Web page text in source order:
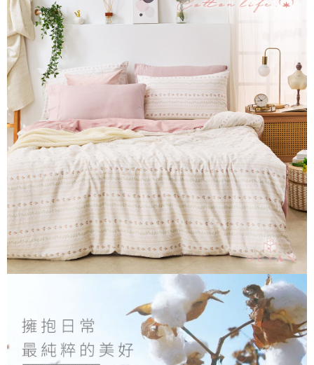
成交易。
3.實際核准額度、可分期數及費用金額請依後續交易確認頁面所載為準。
4.訂單成立30分鐘內，如未前往確認交易或遇審核未通過，訂單將自動取
消。如遇「轉專審核」未通過狀況，表示未達大哥付你分期系統評分，恕無
法說明評估內容。
【繳款方式說明】
1.分期款項不併入電信帳單，「大哥付你分期」於每月結算日後寄送繳費提
醒簡訊。
2.透過簡訊連結打開帳單後，可選擇「超商條碼／台灣大直營門市／銀行轉
帳／街口支付／iPASS MONEY」等通路繳費。
【注意事項】
1.本服務係由「台灣大哥大股份有限公司」（以下簡稱本公司）所提供，讓
用戶於交易時，得透過本服務購買商品或服務，並由商店將買賣／分期付款
買賣價金債權讓與本公司後，依約使用本公司帳單繳交帳款。
2.基於同意付款使用「大哥付你分期」之契約關係目的，商店將以您的個人
資料（包含姓名、電話或地址）提供予台灣大哥大進項蒐集、處理及利用，
由本公司與您本人進行分期帳單所需資料之確認、核對及更正。
3.完整用戶服務條款，請詳閱以下連結：https://oppay.tw/userRule
AFTEE先享後付是「在收到商品之後才付款」的支付方式。 讓您購物簡單
便利好安心！
１．簡單：不需註冊會員、不需綁卡、不需儲值。
２．便利：只要手機號碼，簡訊認證，即可結帳。
３．安心：先確認商品／服務後，再付款。
【「AFTEE先享後付」結帳流程】
１．於結帳方式選擇「AFTEE先享後付」後，將跳轉至「AFTEE先享後付」
結帳頁面，進行簡訊認證並確認金額後，即可完成結帳。
２．訂單成立數日內，您將收到繳費通知簡訊。
３．收到繳費通知簡訊後14天內，點擊此簡訊中的連結，可透過四大超商／
ATM／網路銀行／等多元方式進行付款，方視為交易完成。
※ 請注意：結帳手續完成當下不需立刻繳費，但若您需要取消訂單，請聯絡
購買商品的店家。未經商家同意取消之訂單仍視為有效，需透過AFTEE先享
後付繳納相關費用。
※ 交易是否成功請以「AFTEE先享後付 」之結帳頁面顯示為準，若有關於
是否繳費成功／繳費後需取消欲退款等相關疑問，請聯繫「AFTEE先享後付
客戶支援中心」https://netprotections.freshdesk.com/support/home
【注意事項】
１．透過由恩沛科技股份有限公司提供之「AFTEE先享後付」服務完成之交
易，需依本服務之必要範圍內提供個人資料，並將交易相關給付款項請求債
２．關於個人資料處理事宜，請瀏覽以下網址：
３．未成年的使用者請事先徵得法定代理人或監護人之同意方可使用
「AFTEE先享後付」，若未經同意申辦者引起之損失，本公司不負相關責
任。
４．使用「AFTEE先享後付」時，將依據個別帳號之用戶狀況，依本公司即
Hami Point
相關說明
「Hami Point」為中華電信所提供之點數服務，可於會員專區綁定中華電信
會員帳號後，即可在購物車使用 Hami Point 折抵消費金額 (1點等於1元)。
ATM付款
運送方式
全家取貨付款
每筆NT$60，滿NT$699(含以上)免運費
付款後全家取貨
每筆NT$60，滿NT$699(含以上)免運費
7-11取貨付款
每筆NT$60，滿NT$999(含以上)免運費
付款後7-11取貨
每筆NT$60，滿NT$999(含以上)免運費
每筆NT$80，滿NT$999(含以上)免運費